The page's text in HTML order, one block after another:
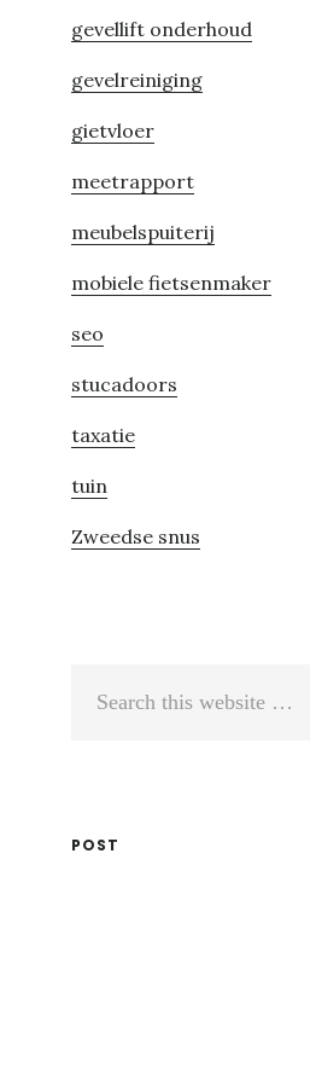
gevellift onderhoud
gevelreiniging
gietvloer
meetrapport
meubelspuiterij
mobiele fietsenmaker
seo
stucadoors
taxatie
tuin
Zweedse snus
POST